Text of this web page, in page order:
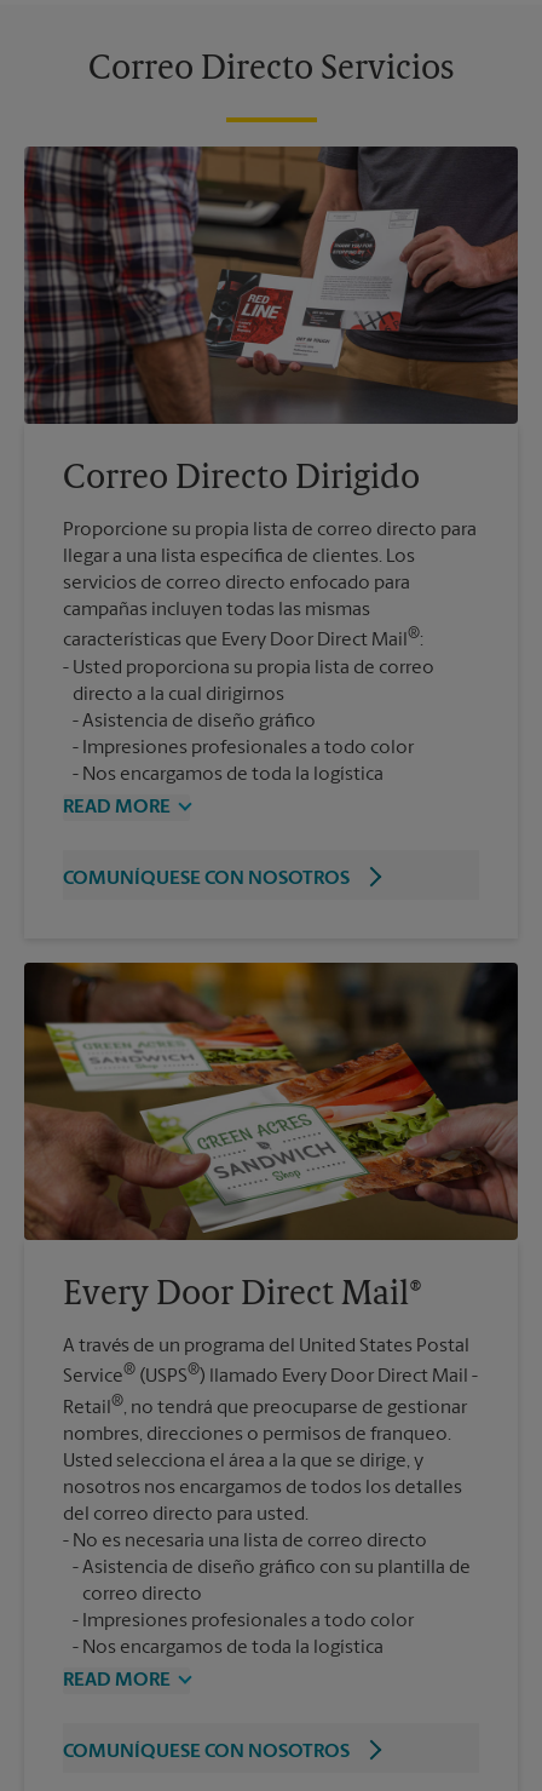
Correo Directo Servicios
Correo Directo Dirigido
Proporcione su propia lista de correo directo para
llegar a una lista específica de clientes. Los
servicios de correo directo enfocado para
campañas incluyen todas las mismas
características que Every Door Direct Mail®:
Usted proporciona su propia lista de correo
Asistencia de diseño gráfico
Impresiones profesionales a todo color
Nos encargamos de toda la logística
READ MORE
COMUNÍQUESE CON NOSOTROS
Every Door Direct Mail®
A través de un programa del United States Postal
Service® (USPS®) llamado Every Door Direct Mail -
Retail ®, no tendrá que preocuparse de gestionar
nombres, direcciones o permisos de franqueo.
Usted selecciona el área a la que se dirige, y
nosotros nos encargamos de todos los detalles
del correo directo para usted.
Asistencia de diseño gráfico con su plantilla de
correo directo
Impresiones profesionales a todo color
Nos encargamos de toda la logística
READ MORE
COMUNÍQUESE CON NOSOTROS